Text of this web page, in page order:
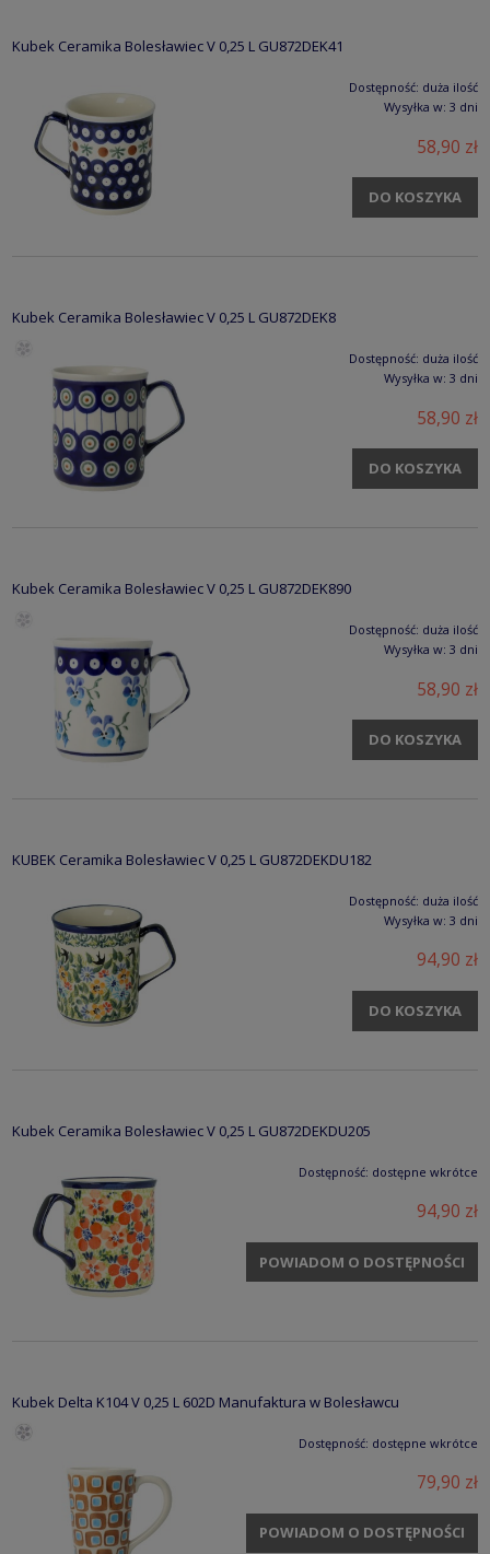
Kubek Ceramika Bolesławiec V 0,25 L GU872DEK41
Dostępność: duża ilość
Wysyłka w: 3 dni
58,90 zł
DO KOSZYKA
Kubek Ceramika Bolesławiec V 0,25 L GU872DEK8
Dostępność: duża ilość
Wysyłka w: 3 dni
58,90 zł
DO KOSZYKA
Kubek Ceramika Bolesławiec V 0,25 L GU872DEK890
Dostępność: duża ilość
Wysyłka w: 3 dni
58,90 zł
DO KOSZYKA
KUBEK Ceramika Bolesławiec V 0,25 L GU872DEKDU182
Dostępność: duża ilość
Wysyłka w: 3 dni
94,90 zł
DO KOSZYKA
Kubek Ceramika Bolesławiec V 0,25 L GU872DEKDU205
Dostępność: dostępne wkrótce
94,90 zł
POWIADOM O DOSTĘPNOŚCI
Kubek Delta K104 V 0,25 L 602D Manufaktura w Bolesławcu
Dostępność: dostępne wkrótce
79,90 zł
POWIADOM O DOSTĘPNOŚCI